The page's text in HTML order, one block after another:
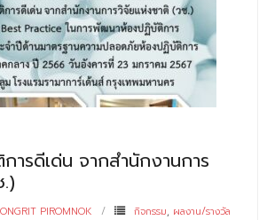
ารดีเด่น จากสำนักงานการ
PIROMNOK กิจกรรม, ผลงาน/รางวัล